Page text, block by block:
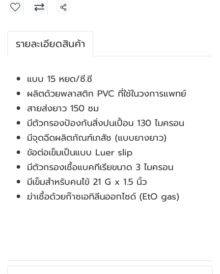
แชร์
รายละเอียดสินค้า
แบบ 15 หยด/ซี.ซี
ผลิตด้วยพลาสติก PVC ที่ใช้ในวงการแพทย์
สายส่งยาว 150 ซม
มีตัวกรองป้องกันสิ่งปนเปื้อน 130 ไมครอน
มีจุดฉีดผลิตภัณฑ์เภสัช (แบบยางยาว)
ข้อต่อเข็มเป็นแบบ Luer slip
มีตัวกรองเชื้อแบคทีเรียขนาด 3 ไมครอน
มีเข็มสำหรับคนไข้ 21 G x 1.5 นิ้ว
ฆ่าเชื้อด้วยก๊าซเอทิลีนออกไซด์ (EtO gas)